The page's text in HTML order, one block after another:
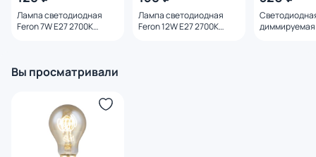
Лампа светодиодная
Feron 7W E27 2700K
Лампа светодиодная
Feron 12W E27 2700K
Вы просматривали